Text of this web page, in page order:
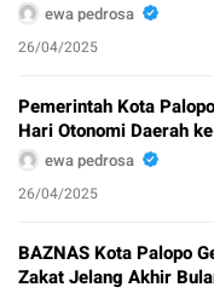
ewa pedrosa
26/04/2025
Pemerintah Kota
Hari Otonomi Daerah
ewa pedrosa
26/04/2025
BAZNAS Kota Palopo
Zakat Jelang Akhir